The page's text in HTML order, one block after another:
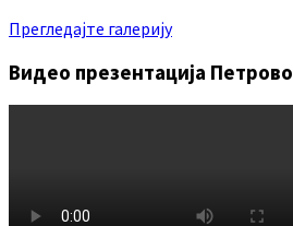
Прегледајте галерију
Видео презентација Петрово